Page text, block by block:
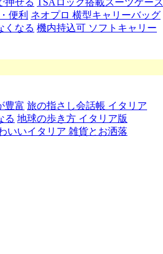
押せる TSAロック搭載スーツケース
便利 ネオプロ 横型キャリーバッグ
くなる 機内持込可 ソフトキャリー
豊富 旅の指さし会話帳 イタリア
る 地球の歩き方 イタリア版
いいイタリア 雑貨とお洒落